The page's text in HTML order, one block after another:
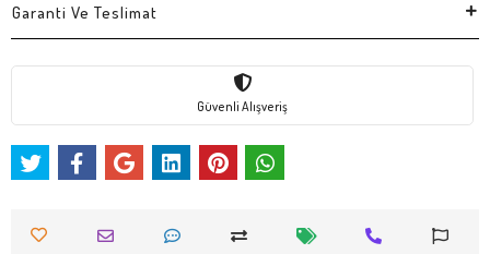
Garanti Ve Teslimat
Güvenli Alışveriş